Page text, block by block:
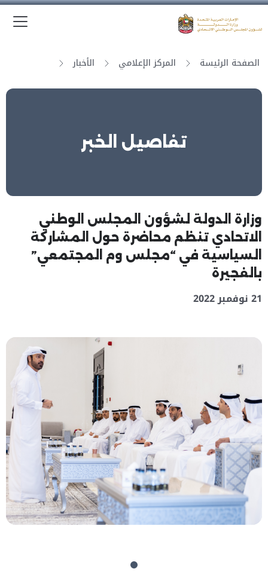
الصفحة الرئيسة المركز الإعلامي الأخبار
تفاصيل الخبر
وزارة الدولة لشؤون المجلس الوطني
الاتحادي تنظم محاضرة حول المشاركة
السياسية في “مجلس وم المجتمعي”
بالفجيرة
21 نوفمبر 2022